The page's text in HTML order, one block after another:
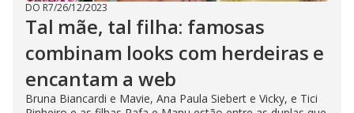
DO R7/26/12/2023
Tal mãe, tal filha: famosas
combinam looks com herdeiras e
encantam a web
Bruna Biancardi e Mavie, Ana Paula Siebert e Vicky, e Tici